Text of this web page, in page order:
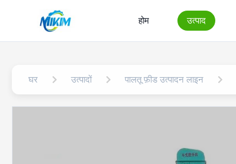
होम उत्पाद
घर उत्पादों पालतू फ़ीड उत्पादन लाइन